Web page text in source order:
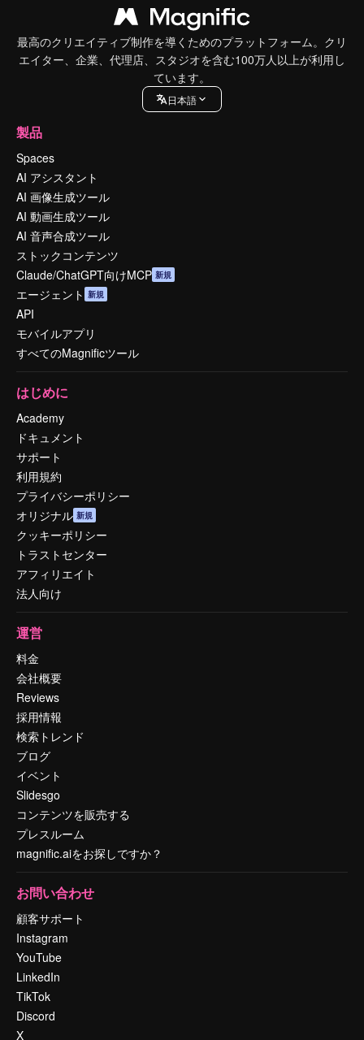
最高のクリエイティブ制作を導くためのプラットフォーム。クリ
エイター、企業、代理店、スタジオを含む100万人以上が利用し
ています。
日本語
製品
Spaces
AI アシスタント
AI 画像生成ツール
AI 動画生成ツール
AI 音声合成ツール
ストックコンテンツ
Claude/ChatGPT向けMCP 新規
エージェント 新規
API
モバイルアプリ
すべてのMagnificツール
はじめに
Academy
ドキュメント
サポート
利用規約
プライバシーポリシー
オリジナル 新規
クッキーポリシー
トラストセンター
アフィリエイト
法人向け
運営
料金
会社概要
Reviews
採用情報
検索トレンド
ブログ
イベント
Slidesgo
コンテンツを販売する
プレスルーム
magnific.aiをお探しですか？
お問い合わせ
顧客サポート
Instagram
YouTube
LinkedIn
TikTok
Discord
X